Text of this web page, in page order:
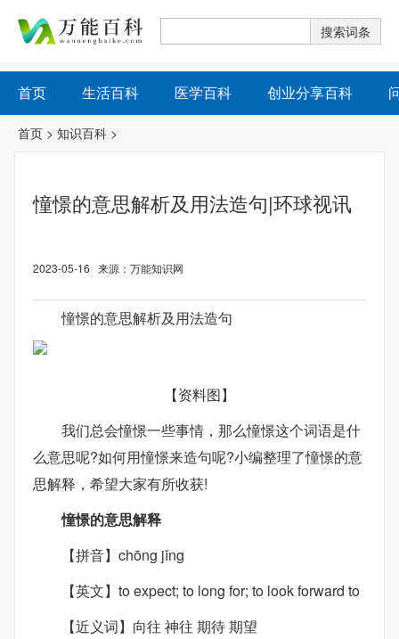
首页 生活百科 医学百科 创业分享百科
首页 > 知识百科 >
憧憬的意思解析及用法造句|环球视讯
2023-05-16 来源：万能知识网
憧憬的意思解析及用法造句
【资料图】
我们总会憧憬一些事情，那么憧憬这个词语是什
么意思呢?如何用憧憬来造句呢?小编整理了憧憬的意
思解释，希望大家有所收获!
憧憬的意思解释
【拼音】chōng jǐng
【英文】to expect; to long for; to look forward to
【近义词】向往 神往 期待 期望